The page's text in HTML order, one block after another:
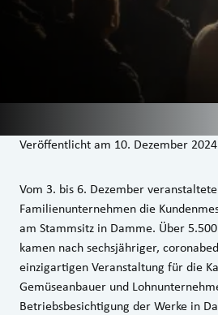
Veröffentlicht am 10. Dezember 2024
Vom 3. bis 6. Dezember
Familienunternehmen die
am Stammsitz in Damme. Über
kamen nach sechsjähriger,
einzigartigen Veranstaltung für die
Gemüseanbauer und
Betriebsbesichtigung der Werke in